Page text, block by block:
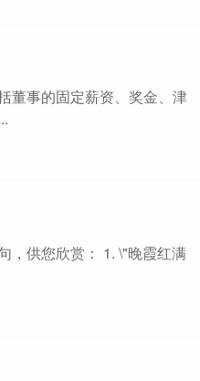
董事的固定薪资、奖金、津
，供您欣赏： 1. \"晚霞红满